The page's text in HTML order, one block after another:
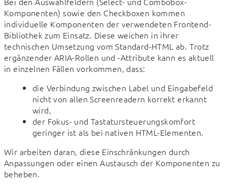
Komponenten) sowie den Checkboxen kommen
individuelle Komponenten der verwendeten Frontend-
Bibliothek zum Einsatz. Diese weichen in ihrer
technischen Umsetzung vom Standard-HTML ab. Trotz
ergänzender ARIA-Rollen und -Attribute kann es aktuell
in einzelnen Fällen vorkommen, dass:
die Verbindung zwischen Label und Eingabefeld
nicht von allen Screenreadern korrekt erkannt
wird,
der Fokus- und Tastatursteuerungskomfort
geringer ist als bei nativen HTML-Elementen.
Wir arbeiten daran, diese Einschränkungen durch
Anpassungen oder einen Austausch der Komponenten zu
beheben.